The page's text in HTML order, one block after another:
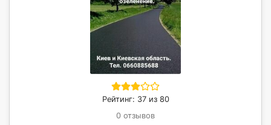
Рейтинг: 37 из 80
0 отзывов